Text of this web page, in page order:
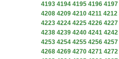
4193 4194 4195 4196 4197
4208 4209 4210 4211 4212
4223 4224 4225 4226 4227
4238 4239 4240 4241 4242
4253 4254 4255 4256 4257
4268 4269 4270 4271 4272